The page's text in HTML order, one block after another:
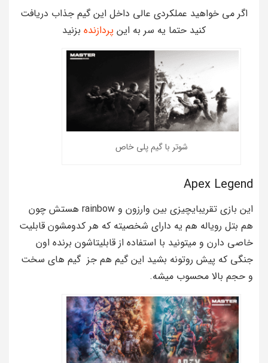
اگر می خواهید عملکردی عالی داخل این گیم جذاب دریافت
کنید حتما یه سر به این پردازنده بزنید
شوتر با گیم پلی خاص
Apex Legend
این بازی تقریبایچیزی بین وارزون و rainbow هستش چون
هم بتل رویاله هم یه دارای شخصیته که هر کدومشون قابلیت
خاصی دارن و میتونید با استفاده از قابلیتاشون برنده اون
جنگی که پیش روتونه بشید این گیم هم جز گیم های سخت
و حجم بالا محسوب میشه.